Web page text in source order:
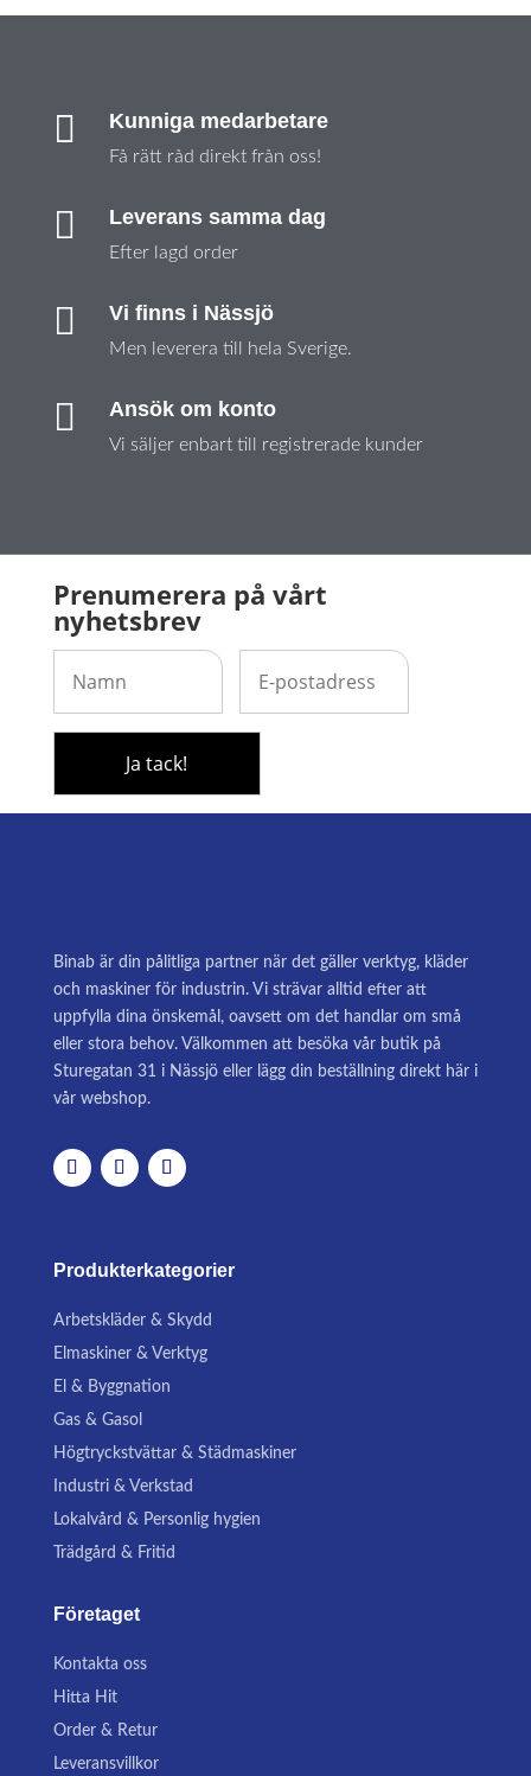
 Kunniga medarbetare
Få rätt råd direkt från oss!
 Leverans samma dag
Efter lagd order
 Vi finns i Nässjö
Men leverera till hela Sverige.
 Ansök om konto
Vi säljer enbart till registrerade kunder
Prenumerera på vårt
nyhetsbrev
Binab är din pålitliga partner när det gäller verktyg, kläder
och maskiner för industrin. Vi strävar alltid efter att
uppfylla dina önskemål, oavsett om det handlar om små
eller stora behov. Välkommen att besöka vår butik på
Sturegatan 31 i Nässjö eller lägg din beställning direkt här i
vår webshop.
Produkterkategorier
Arbetskläder & Skydd
Elmaskiner & Verktyg
El & Byggnation
Gas & Gasol
Högtryckstvättar & Städmaskiner
Industri & Verkstad
Lokalvård & Personlig hygien
Trädgård & Fritid
Företaget
Kontakta oss
Hitta Hit
Order & Retur
Leveransvillkor